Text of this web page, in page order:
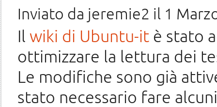
Inviato da jeremie2 il 1
Il wiki di Ubuntu-it è stato
ottimizzare la lettura dei
Le modifiche sono già
stato necessario fare